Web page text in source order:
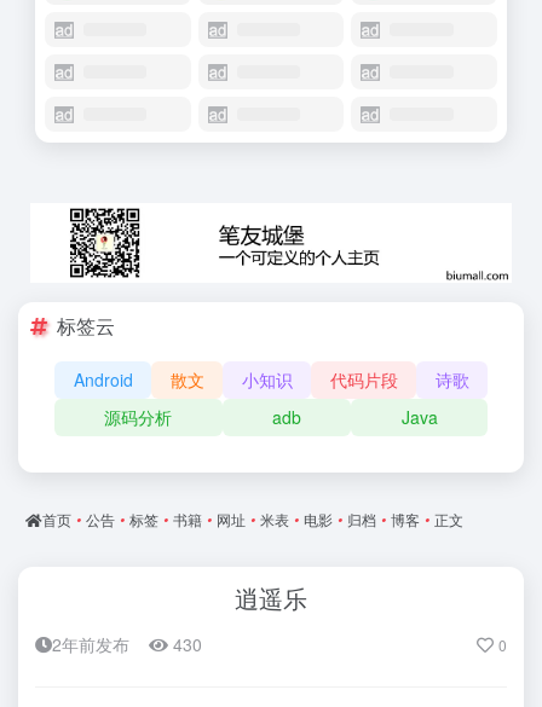
标签云
Android 散文 小知识 代码片段
诗歌
源码分析
adb Java
首页 • 公告 • 标签 • 书籍 • 网址 • 米表 • 电影 • 归档 • 博客 • 正文
逍遥乐
2年前发布 430 0